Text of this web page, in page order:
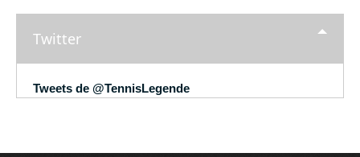
Twitter
Tweets de @TennisLegende